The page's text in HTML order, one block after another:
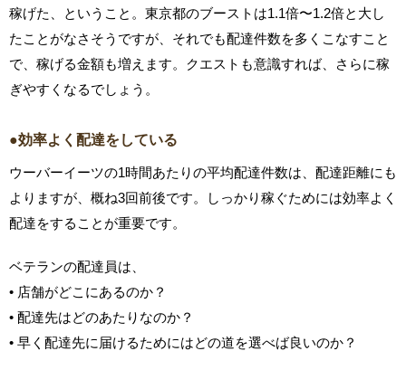
稼げた、ということ。東京都のブーストは1.1倍〜1.2倍と大し
たことがなさそうですが、それでも配達件数を多くこなすこと
で、稼げる金額も増えます。クエストも意識すれば、さらに稼
ぎやすくなるでしょう。
●効率よく配達をしている
ウーバーイーツの1時間あたりの平均配達件数は、配達距離にも
よりますが、概ね3回前後です。しっかり稼ぐためには効率よく
配達をすることが重要です。
ベテランの配達員は、
• 店舗がどこにあるのか？
• 配達先はどのあたりなのか？
• 早く配達先に届けるためにはどの道を選べば良いのか？